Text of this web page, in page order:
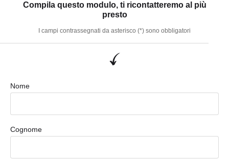
Compila questo modulo, ti ricontatteremo al più
presto
I campi contrassegnati da asterisco (*) sono obbligatori
Nome
Cognome